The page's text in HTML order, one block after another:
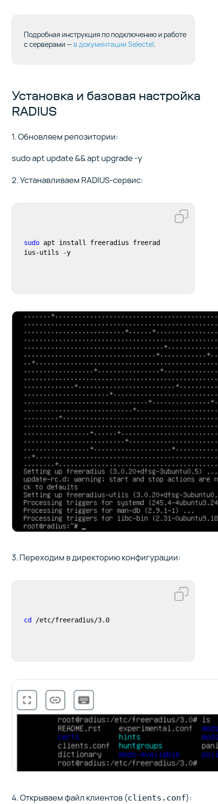
Подробная инструкция по подключению и работе
с серверами — в документации Selectel.
Установка и базовая настройка
RADIUS
1. Обновляем репозитории:
sudo apt update && apt upgrade -y
2. Устанавливаем RADIUS-сервис:
sudo apt install freeradius freerad
ius-utils -y
3. Переходим в директорию конфигурации:
cd /etc/freeradius/3.0
4. Открываем файл клиентов (clients.conf):